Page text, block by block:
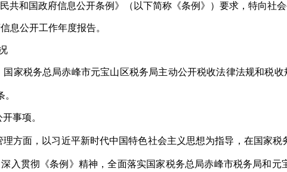
共和国政府信息公开条例》（以下简称 《条例 》 ） 要求 ，特向社
息公开工作年度报告。
国家税务总局赤峰市元宝山区税务局主动公开税收法律法规和税收
。
事项。
理方面，以习近平新时代中国特色社会主义思想为指导，在国家
入贯彻 《条例 》 精神，全面落实国家税务总局赤峰市税务局和元